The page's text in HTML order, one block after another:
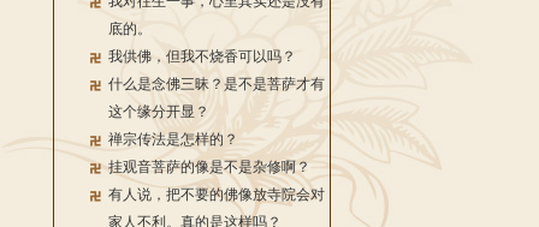
底的。
我供佛，但我不烧香可以吗？
什么是念佛三昧？是不是菩萨才有
这个缘分开显？
禅宗传法是怎样的？
挂观音菩萨的像是不是杂修啊？
有人说，把不要的佛像放寺院会对
家人不利。真的是这样吗？